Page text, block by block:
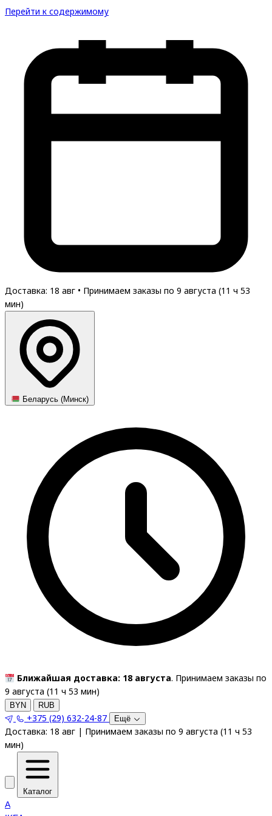
Перейти к содержимому
Доставка: 18 авг • Принимаем заказы по 9 августа (11 ч 53
мин)
Беларусь (Минск)
Ближайшая доставка: 18 августа. Принимаем заказы по
9 августа (11 ч 53 мин)
BYN RUB
+375 (29) 632-24-87 Ещё
Доставка: 18 авг | Принимаем заказы по 9 августа (11 ч 53
мин)
Каталог
A